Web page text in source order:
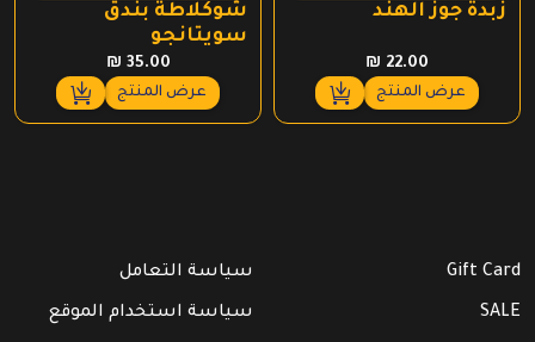
زبدة جوز الهند
₪ 22.00
عرض المنتج
شوكلاطة بندق
سويتانجو
₪ 35.00
عرض المنتج
Gift Card
SALE
سياسة التعامل
سياسة استخدام الموقع